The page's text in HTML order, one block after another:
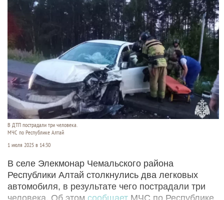
В ДТП пострадали три человека.
МЧС по Республике Алтай
1 июля 2025 в 14:30
В селе Элекмонар Чемальского района
Республики Алтай столкнулись два легковых
автомобиля, в результате чего пострадали три
человека. Об этом сообщает МЧС по Республике